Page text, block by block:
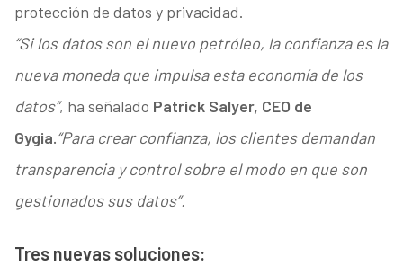
protección de datos y privacidad.
“Si los datos son el nuevo petróleo, la confianza es la
nueva moneda que impulsa esta economía de los
datos”, ha señalado Patrick Salyer, CEO de
Gygia.“Para crear confianza, los clientes demandan
transparencia y control sobre el modo en que son
gestionados sus datos”.
Tres nuevas soluciones: